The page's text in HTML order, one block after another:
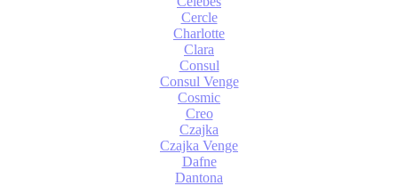
Cercle
Charlotte
Clara
Consul
Consul Venge
Cosmic
Creo
Czajka
Czajka Venge
Dafne
Dantona